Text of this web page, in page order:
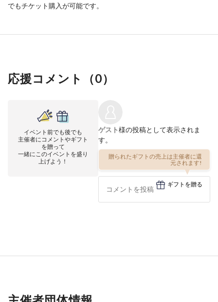
でもチケット購入が可能です。
応援コメント（0）
イベント前でも後でも
主催者にコメントやギフト
を贈って
一緒にこのイベントを盛り
上げよう！
ゲスト様の投稿として表示されま
す。
贈られたギフトの売上は主催者に還
元されます!
ギフトを贈る